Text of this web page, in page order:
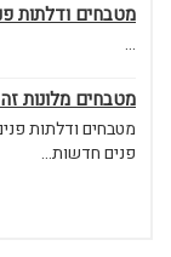
מטבחים ודלתות
...
מטבחים מלונות
מטבחים ודלתות
פנים חדשות...